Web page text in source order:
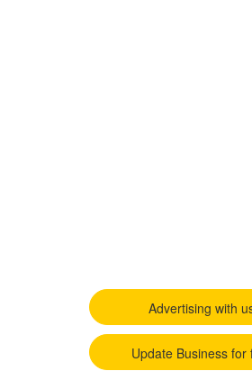
Advertising with
Update Business for